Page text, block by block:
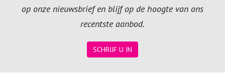
op onze nieuwsbrief en blijf op de hoogte van ons
recentste aanbod.
SCHRIJF U IN